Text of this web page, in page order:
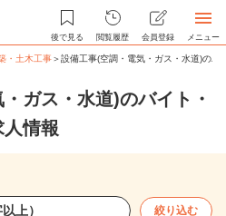
後で見る 閲覧履歴 会員登録 メニュー
・土木工事＞設備工事(空調・電気・ガス・水道)のバ
ガス・水道)のバイト・
人情報
絞り込む